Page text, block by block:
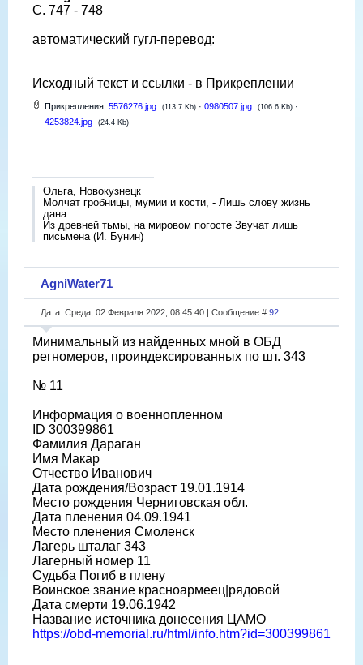
C. 747 - 748
автоматический гугл-перевод:
Исходный текст и ссылки - в Прикреплении
Прикрепления: 5576276.jpg (113.7 Kb) · 0980507.jpg (106.6 Kb) ·
4253824.jpg
(24.4 Kb)
Ольга, Новокузнецк
Молчат гробницы, мумии и кости, - Лишь слову жизнь
дана:
Из древней тьмы, на мировом погосте Звучат лишь
письмена (И. Бунин)
AgniWater71
Дата: Среда, 02 Февраля 2022, 08:45:40 | Сообщение # 92
Минимальный из найденных мной в ОБД
регномеров, проиндексированных по шт. 343
№ 11
Информация о военнопленном
ID 300399861
Фамилия Дараган
Имя Макар
Отчество Иванович
Дата рождения/Возраст 19.01.1914
Место рождения Черниговская обл.
Дата пленения 04.09.1941
Место пленения Смоленск
Лагерь шталаг 343
Лагерный номер 11
Судьба Погиб в плену
Воинское звание красноармеец|рядовой
Дата смерти 19.06.1942
Название источника донесения ЦАМО
https://obd-memorial.ru/html/info.htm?id=300399861